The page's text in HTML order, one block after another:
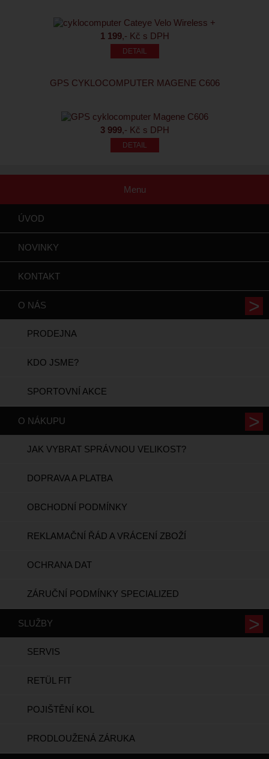
1 199,- Kč s DPH
GPS CYKLOCOMPUTER MAGENE C606
3 999,- Kč s DPH
Menu
ÚVOD
NOVINKY
KONTAKT
O NÁS
PRODEJNA
KDO JSME?
SPORTOVNÍ AKCE
O NÁKUPU
JAK VYBRAT SPRÁVNOU VELIKOST?
DOPRAVA A PLATBA
OBCHODNÍ PODMÍNKY
REKLAMAČNÍ ŘÁD A VRÁCENÍ ZBOŽÍ
OCHRANA DAT
ZÁRUČNÍ PODMÍNKY SPECIALIZED
SLUŽBY
SERVIS
RETÜL FIT
POJIŠTĚNÍ KOL
PRODLOUŽENÁ ZÁRUKA